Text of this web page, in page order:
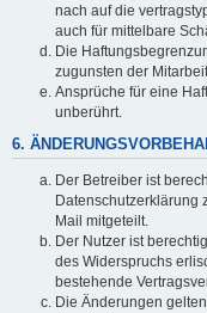
nach auf die
auch für mittelbare
Die
zugunsten der
Ansprüche für eine
unberührt.
6.
Der Betreiber ist
Datenschutzerklärung
Mail mitgeteilt.
Der Nutzer ist
des Widerspruchs
bestehende
Die Änderungen